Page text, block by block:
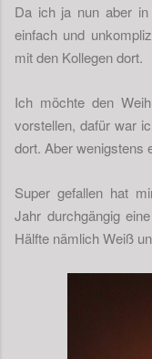
Da ich ja nun aber
einfach und
mit den Kollegen dort.
Ich möchte den
vorstellen, dafür war
dort. Aber wenigstens
Super gefallen hat
Jahr durchgängig
Hälfte nämlich Weiß